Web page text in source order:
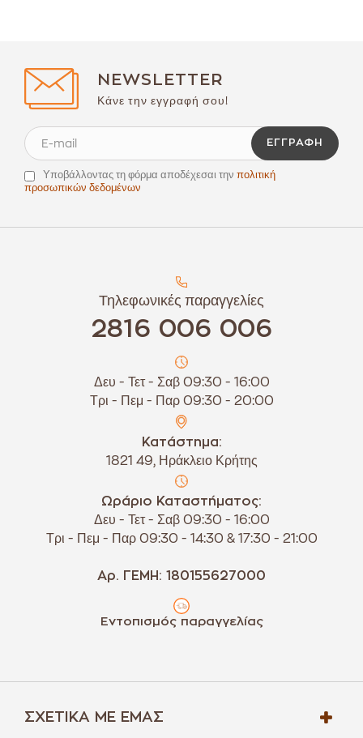
NEWSLETTER
Κάνε την εγγραφή σου!
ΕΓΓΡΑΦΉ
Υποβάλλοντας τη φόρμα αποδέχεσαι την πολιτική
προσωπικών δεδομένων
Τηλεφωνικές παραγγελίες
2816 006 006
Δευ - Τετ - Σαβ 09:30 - 16:00
Τρι - Πεμ - Παρ 09:30 - 20:00
Κατάστημα:
1821 49, Ηράκλειο Κρήτης
Ωράριο Καταστήματος:
Δευ - Τετ - Σαβ 09:30 - 16:00
Τρι - Πεμ - Παρ 09:30 - 14:30 & 17:30 - 21:00
Αρ. ΓΕΜΗ: 180155627000
Εντοπισμός παραγγελίας
ΣΧΕΤΙΚΆ ΜΕ ΕΜΆΣ